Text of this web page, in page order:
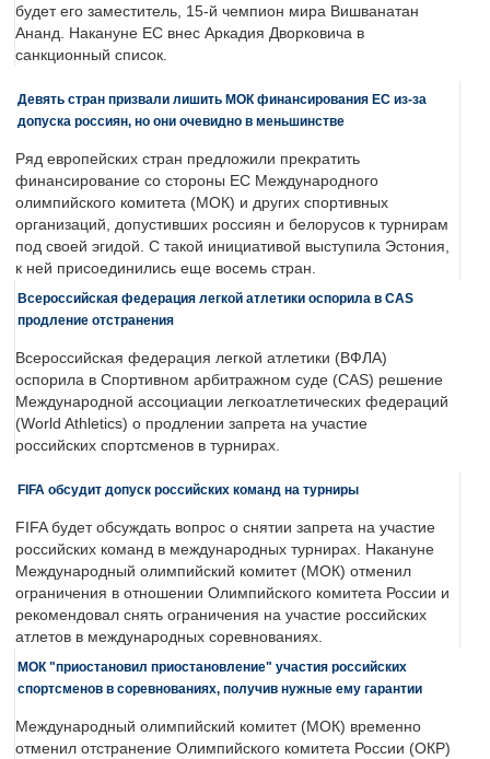
будет его заместитель, 15-й чемпион мира Вишванатан
Ананд. Накануне ЕС внес Аркадия Дворковича в
санкционный список.
Девять стран призвали лишить МОК финансирования ЕС из-за
допуска россиян, но они очевидно в меньшинстве
Ряд европейских стран предложили прекратить
финансирование со стороны ЕС Международного
олимпийского комитета (МОК) и других спортивных
организаций, допустивших россиян и белорусов к турнирам
под своей эгидой. С такой инициативой выступила Эстония,
к ней присоединились еще восемь стран.
Всероссийская федерация легкой атлетики оспорила в CAS
продление отстранения
Всероссийская федерация легкой атлетики (ВФЛА)
оспорила в Спортивном арбитражном суде (CAS) решение
Международной ассоциации легкоатлетических федераций
(World Athletics) о продлении запрета на участие
российских спортсменов в турнирах.
FIFA обсудит допуск российских команд на турниры
FIFA будет обсуждать вопрос о снятии запрета на участие
российских команд в международных турнирах. Накануне
Международный олимпийский комитет (МОК) отменил
ограничения в отношении Олимпийского комитета России и
рекомендовал снять ограничения на участие российских
атлетов в международных соревнованиях.
МОК "приостановил приостановление" участия российских
спортсменов в соревнованиях, получив нужные ему гарантии
Международный олимпийский комитет (МОК) временно
отменил отстранение Олимпийского комитета России (ОКР)